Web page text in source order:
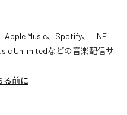
Apple Music、 Spotify、 LINE
Unlimitedなどの音楽配信サ
る前に